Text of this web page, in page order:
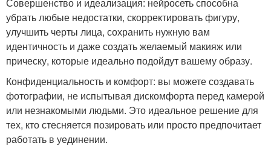
Совершенство и идеализация: нейросеть способна
убрать любые недостатки, скорректировать фигуру,
улучшить черты лица, сохранить нужную вам
идентичность и даже создать желаемый макияж или
прическу, которые идеально подойдут вашему образу.
Конфиденциальность и комфорт: вы можете создавать
фотографии, не испытывая дискомфорта перед камерой
или незнакомыми людьми. Это идеальное решение для
тех, кто стесняется позировать или просто предпочитает
работать в уединении.